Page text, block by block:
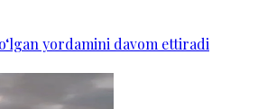
yordamini davom ettiradi